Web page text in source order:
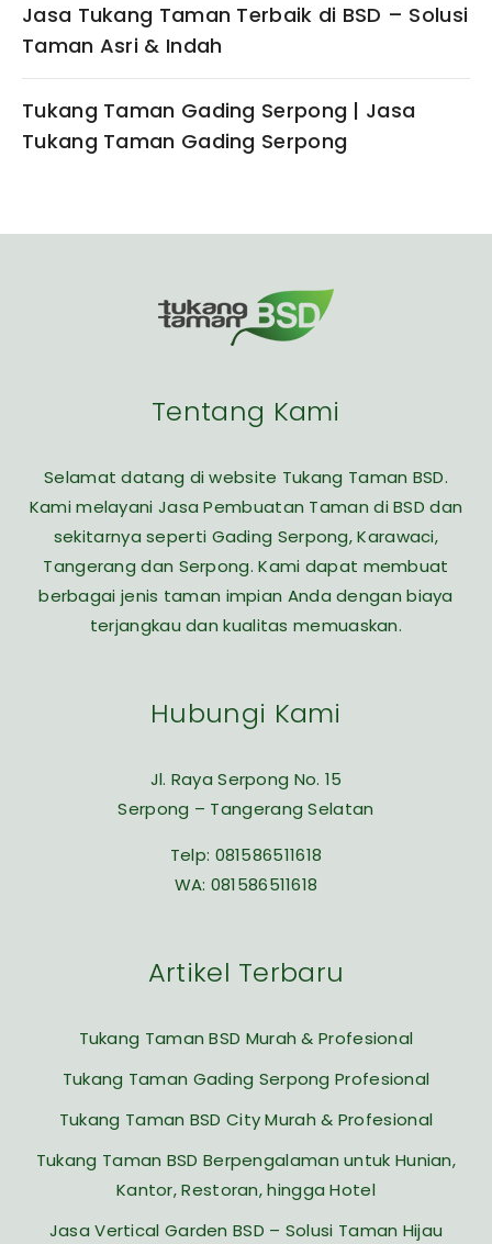
Jasa Tukang Taman Terbaik di BSD – Solusi
Taman Asri & Indah
Tukang Taman Gading Serpong | Jasa
Tukang Taman Gading Serpong
Tentang Kami
Selamat datang di website Tukang Taman BSD.
Kami melayani Jasa Pembuatan Taman di BSD dan
sekitarnya seperti Gading Serpong, Karawaci,
Tangerang dan Serpong. Kami dapat membuat
berbagai jenis taman impian Anda dengan biaya
terjangkau dan kualitas memuaskan.
Hubungi Kami
Jl. Raya Serpong No. 15
Serpong – Tangerang Selatan
Telp: 081586511618
WA: 081586511618
Artikel Terbaru
Tukang Taman BSD Murah & Profesional
Tukang Taman Gading Serpong Profesional
Tukang Taman BSD City Murah & Profesional
Tukang Taman BSD Berpengalaman untuk Hunian,
Kantor, Restoran, hingga Hotel
Jasa Vertical Garden BSD – Solusi Taman Hijau